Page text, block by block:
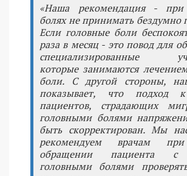
«Наша рекомендация - при
болях не принимать бездумно
Если головные боли
раза в месяц - это повод для
специализированные
которые занимаются
боли. С другой стороны,
показывает, что подход
пациентов, страдающих
головными болями
быть скорректирован. Мы
рекомендуем врачам
обращении пациента с
головными болями